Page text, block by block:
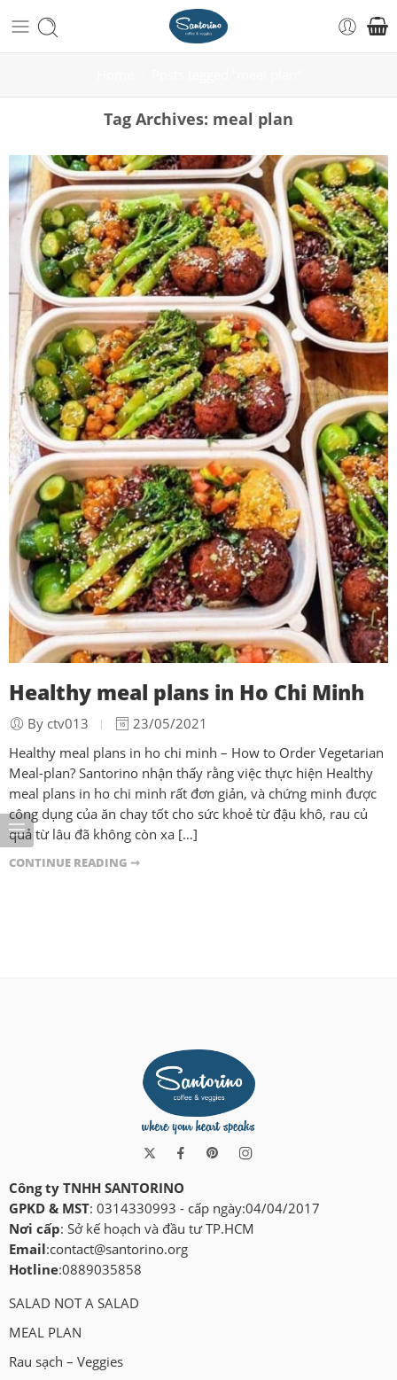
Tag Archives: meal plan
Healthy meal plans in Ho Chi Minh
By ctv013
23/05/2021
Healthy meal plans in ho chi minh – How to Order Vegetarian
Meal-plan? Santorino nhận thấy rằng việc thực hiện Healthy
meal plans in ho chi minh rất đơn giản, và chứng minh được
công dụng của ăn chay tốt cho sức khoẻ từ đậu khô, rau củ
quả từ lâu đã không còn xa […]
CONTINUE READING ➞
Công ty TNHH SANTORINO
GPKD & MST: 0314330993 - cấp ngày:04/04/2017
Nơi cấp: Sở kế hoạch và đầu tư TP.HCM
Email :contact@santorino.org
Hotline:0889035858
SALAD NOT A SALAD
MEAL PLAN
Rau sạch – Veggies